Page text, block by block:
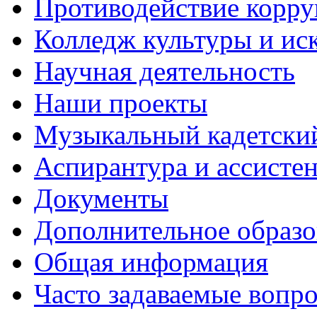
Противодействие
Колледж культуры и
Научная деятельность
Наши проекты
Музыкальный
Аспирантура и
Документы
Дополнительное
Общая информация
Часто задаваемые